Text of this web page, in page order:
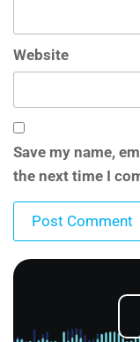
Website
Save my name,
the next time I